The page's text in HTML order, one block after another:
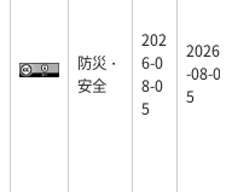
防災・
安全
202
6-0
8-0
5
2026
-08-0
5